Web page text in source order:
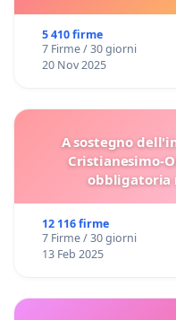
5 410 firme
7 Firme / 30 giorni
20 Nov 2025
A sostegno
Cristianesimo-
obbligatoria
12 116 firme
7 Firme / 30 giorni
13 Feb 2025